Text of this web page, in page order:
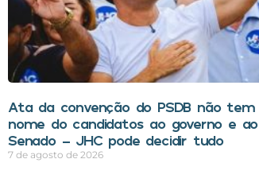
Ata da convenção do PSDB não tem
nome do candidatos ao governo e ao
Senado – JHC pode decidir tudo
7 de agosto de 2026